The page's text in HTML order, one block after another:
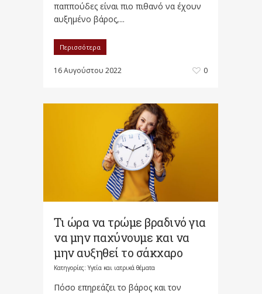
παππούδες είναι πιο πιθανό να έχουν
αυξημένο βάρος,...
Περισσότερα
16 Αυγούστου 2022 0
Τι ώρα να τρώμε βραδινό για
να μην παχύνουμε και να
μην αυξηθεί το σάκχαρο
Κατηγορίες: Υγεία και ιατρικά θέματα
Πόσο επηρεάζει το βάρος και τον